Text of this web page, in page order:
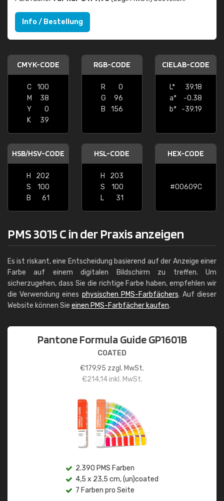
Info / Bestellung
CMYK-CODE
C
100
M
38
Y
0
K
39
RGB-CODE
R
0
G
96
B
156
CIELAB-CODE
L*
39.18
a*
-0.38
b*
-39.19
HSB/HSV-CODE
H
202
S
100
B
61
HSL-CODE
H
203
S
100
L
31
HEX-CODE
#00609C
PMS 3015 C in der Praxis anzeigen
Es ist riskant, eine Entscheidung basierend auf der Anzeige einer
Farbe auf einem digitalen Bildschirm zu treffen. Um
sicherzugehen, dass Sie die richtige Farbe haben, empfehlen wir
die Verwendung eines physischen PMS-Farbfächers. Auf dieser
Website können Sie einen PMS-Farbfächer kaufen.
Pantone Formula Guide GP1601B
COATED
€179,95 zzgl. MwSt.
€214,14inkl. MwSt.
2.390 PMS Farben
4,5 x 23,5 cm, (un)coated
7 Farben pro Seite